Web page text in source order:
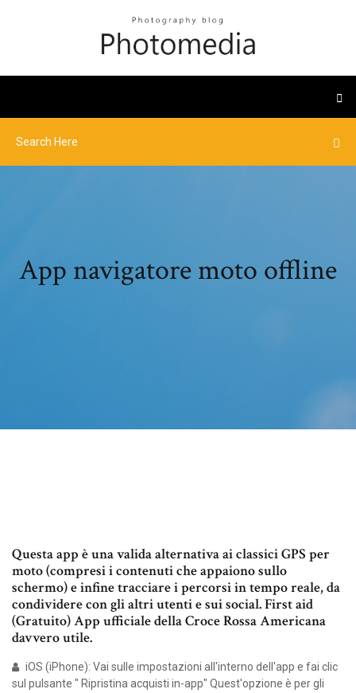
App navigatore moto offline
Questa app è una valida alternativa ai classici GPS per
moto (compresi i contenuti che appaiono sullo
schermo) e infine tracciare i percorsi in tempo reale, da
condividere con gli altri utenti e sui social. First aid
(Gratuito) App ufficiale della Croce Rossa Americana
davvero utile.
iOS (iPhone): Vai sulle impostazioni all'interno dell'app e fai clic
sul pulsante " Ripristina acquisti in-app" Quest'opzione è per gli